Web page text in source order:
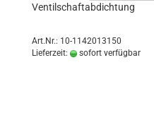
Ventilschaftabdichtung
Art.Nr.: 10-1142013150
Lieferzeit:
sofort verfügbar